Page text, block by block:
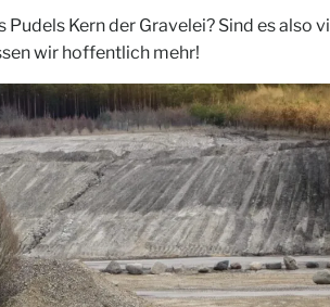
Kern der Gravelei? Sind es
wir hoffentlich mehr!